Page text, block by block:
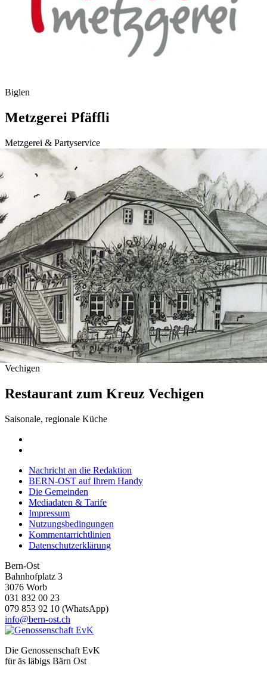
Biglen
Metzgerei Pfäffli
Metzgerei & Partyservice
Vechigen
Restaurant zum Kreuz Vechigen
Saisonale, regionale Küche
Nachricht an die Redaktion
BERN-OST auf Ihrem Handy
Die Gemeinden
Mediadaten & Tarife
Impressum
Nutzungsbedingungen
Kommentarrichtlinien
Datenschutzerklärung
Bern-Ost
Bahnhofplatz 3
3076 Worb
031 832 00 23
079 853 92 10 (WhatsApp)
info@bern-ost.ch
Die Genossenschaft EvK
für äs läbigs Bärn Ost